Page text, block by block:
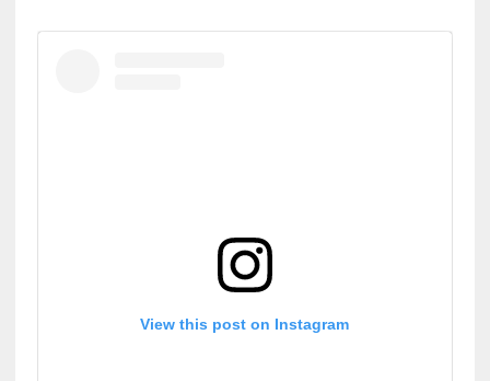
View this post on Instagram